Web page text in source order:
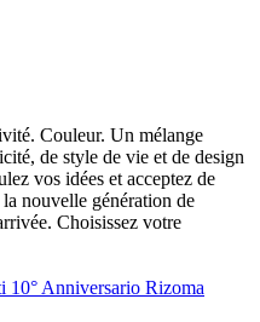
Couleur. Un mélange
de style de vie et de design
vos idées et acceptez de
nouvelle génération de
Choisissez votre
10° Anniversario Rizoma